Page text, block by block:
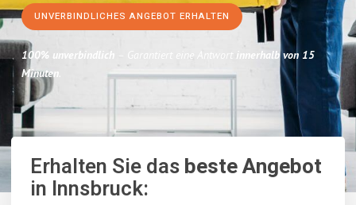
UNVERBINDLICHES ANGEBOT ERHALTEN
100% unverbindlich – Garantiert eine Antwort innerhalb von 15
Minuten.
Erhalten Sie dasbeste Angebot
in Innsbruck: